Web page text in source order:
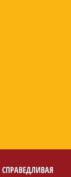
СПРАВЕДЛИВАЯ